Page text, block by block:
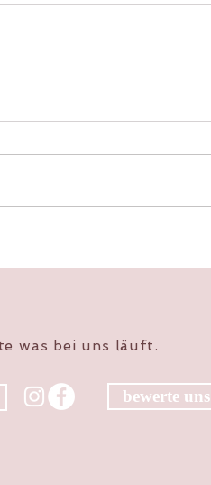
was bei uns läuft.
bewerte uns